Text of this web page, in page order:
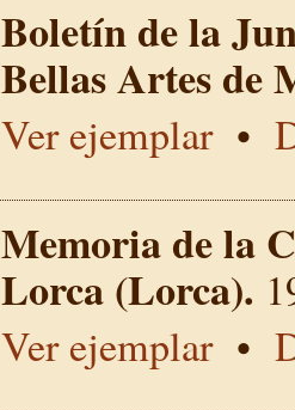
Boletín de la
Bellas Artes
Ver ejemplar•
Memoria de la
Lorca (Lorca).
Ver ejemplar•